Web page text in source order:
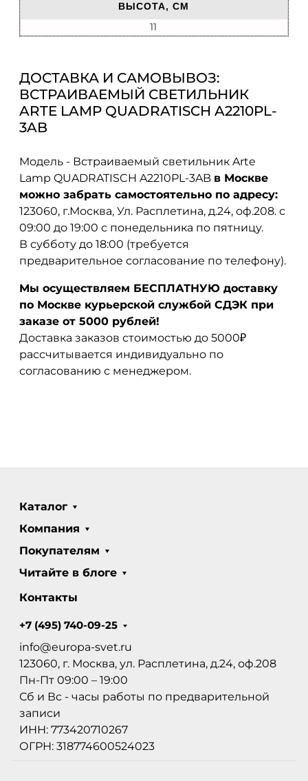
ВЫСОТА, СМ
11
ДОСТАВКА И САМОВЫВОЗ:
ВСТРАИВАЕМЫЙ СВЕТИЛЬНИК
ARTE LAMP QUADRATISCH A2210PL-
3AB
Модель - Встраиваемый светильник Arte
Lamp QUADRATISCH A2210PL-3AB в Москве
можно забрать самостоятельно по адресу:
123060, г.Москва, Ул. Расплетина, д.24, оф.208. с
09:00 до 19:00 с понедельника по пятницу.
В субботу до 18:00 (требуется
предварительное согласование по телефону).
Мы осуществляем БЕСПЛАТНУЮ доставку
по Москве курьерской службой СДЭК при
заказе от 5000 рублей!
Доставка заказов стоимостью до 5000₽
рассчитывается индивидуально по
согласованию с менеджером.
Каталог
Компания
Покупателям
Читайте в блоге
Контакты
+7 (495) 740-09-25
info@europa-svet.ru
123060, г. Москва, ул. Расплетина, д.24, оф.208
Пн-Пт 09:00 – 19:00
Сб и Вс - часы работы по предварительной
записи
ИНН: 773420710267
ОГРН: 318774600524023